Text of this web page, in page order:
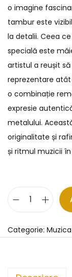
o imagine
tambur este
la detalii. Ceea
specială este
artistul a reușit
reprezentare
o combinație
expresie
metalului.
originalitate și
și ritmul muzicii
Categorie: Muzica